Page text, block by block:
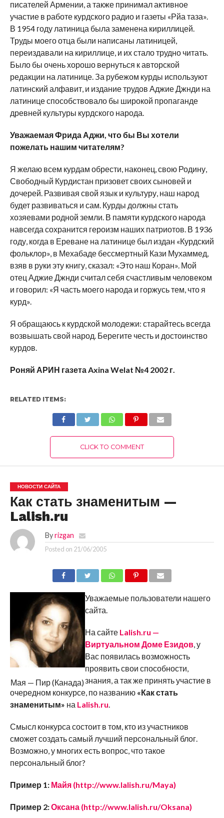
писателей Армении, а также принимал активное
участие в работе курдского радио и газеты «Рйа таза».
В 1954 году латиница была заменена кириллицей.
Труды моего отца были написаны латиницей,
переиздавали на кириллице, и их стало трудно читать.
Было бы очень хорошо вернуться к авторской
редакции на латинице. За рубежом курды используют
латинский алфавит, и издание трудов Аджие Джнди на
латинице способствовало бы широкой пропаганде
древней культуры курдского народа.
Уважаемая Фрида Аджи, что бы Вы хотели
пожелать нашим читателям?
Я желаю всем курдам обрести, наконец, свою Родину,
Свободный Курдистан призовет своих сыновей и
дочерей. Развивая свой язык и культуру, наш народ
будет развиваться и сам. Курды должны стать
хозяевами родной земли. В памяти курдского народа
навсегда сохранится героизм наших патриотов. В 1936
году, когда в Ереване на латинице был издан «Курдский
фольклор», в Мехабаде бессмертный Кази Мухаммед,
взяв в руки эту книгу, сказал: «Это наш Коран». Мой
отец Аджие Джнди считал себя счастливым человеком
и говорил: «Я часть моего народа и горжусь тем, что я
курд».
Я обращаюсь к курдской молодежи: старайтесь всегда
возвышать свой народ. Берегите честь и достоинство
курдов.
Роняй АРИН газета Axina Welat №4 2002 г.
RELATED ITEMS:
CLICK TO COMMENT
НОВОСТИ САЙТА
Как стать знаменитым —
Lalish.ru
By rizgan
Posted on 21/06/2005
Мая — Пир (Канада)
Уважаемые пользователи нашего
сайта.
На сайте Lalish.ru —
Виртуальном Доме Езидов, у
Вас появилась возможность
проявить свои способности,
знания, а так же принять участие в
очередном конкурсе, по названию «Как стать
знаменитым» на Lalish.ru.
Смысл конкурса состоит в том, кто из участников
сможет создать самый лучший персональный блог.
Возможно, у многих есть вопрос, что такое
персональный блог?
Пример 1: Майя (http://www.lalish.ru/Maya)
Пример 2:Оксана (http://www.lalish.ru/Oksana)